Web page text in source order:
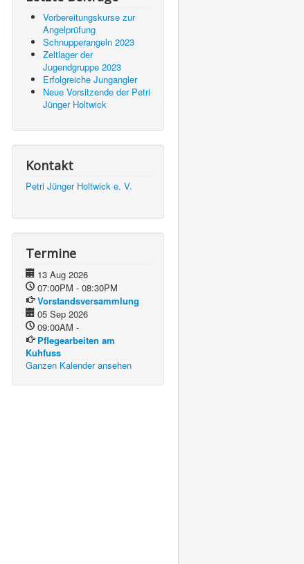
Vorbereitungskurse zur
Angelprüfung
Schnupperangeln 2023
Zeltlager der
Jugendgruppe 2023
Erfolgreiche Jungangler
Neue Vorsitzende der Petri
Jünger Holtwick
Kontakt
Petri Jünger Holtwick e. V.
Termine
13 Aug 2026
07:00PM - 08:30PM
Vorstandsversammlung
05 Sep 2026
09:00AM -
Pflegearbeiten am
Kuhfuss
Ganzen Kalender ansehen